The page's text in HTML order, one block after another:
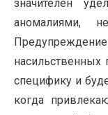
значителен
аномалиями,
насильственных
специфику и
когда